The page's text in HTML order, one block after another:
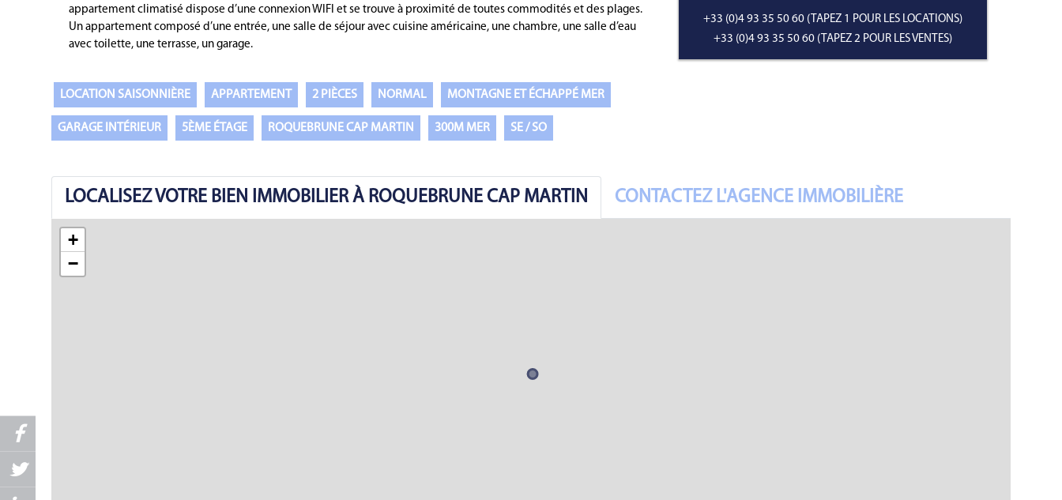
appartement climatisé dispose d’une connexion WIFI et se trouve à proximité de toutes commodités et des plages.
Un appartement composé d’une entrée, une salle de séjour avec cuisine américaine, une chambre, une salle d’eau
avec toilette, une terrasse, un garage.
LOCATION SAISONNIÈRE APPARTEMENT 2 PIÈCES NORMAL MONTAGNE ET ÉCHAPPÉ MER
GARAGE INTÉRIEUR 5ÈME ÉTAGE ROQUEBRUNE CAP MARTIN 300M MER SE / SO
+33 (0)4 93 35 50 60 (TAPEZ 1 POUR LES LOCATIONS)
+33 (0)4 93 35 50 60 (TAPEZ 2 POUR LES VENTES)
LOCALISEZ VOTRE BIEN IMMOBILIER À ROQUEBRUNE CAP MARTIN CONTACTEZ L'AGENCE IMMOBILIÈRE
+
−